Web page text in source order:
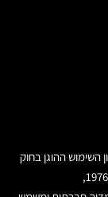
השימוש ההוגן בחוק